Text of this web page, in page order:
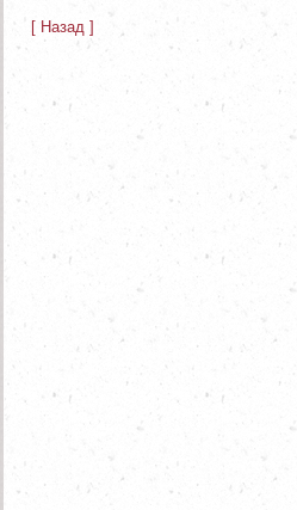
[ Назад ]